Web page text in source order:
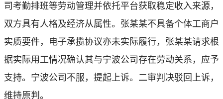
司考勤排班等劳动管理并依托平台获取稳定收入来源，
双方具有人格及经济从属性。张某某不具备个体工商户
实质要件，电子承揽协议亦未实际履行，张某某请求根
据实际用工情况确认其与宁波公司存在劳动关系，应予
支持。宁波公司不服，提起上诉。二审判决驳回上诉，
维持原判。